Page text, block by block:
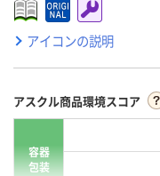
アイコンの説明
アスクル商品環境スコア
容器
包装